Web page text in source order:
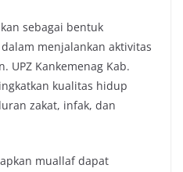
sebagai bentuk
menjalankan aktivitas
UPZ Kankemenag Kab.
kualitas hidup
zakat, infak, dan
muallaf dapat